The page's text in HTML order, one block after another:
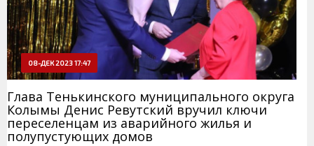
08-ДЕК 2023 17:47
Глава Тенькинского муниципального округа
Колымы Денис Ревутский вручил ключи
переселенцам из аварийного жилья и
полупустующих домов